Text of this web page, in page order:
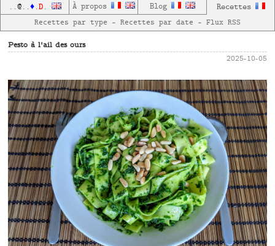
..@..♦.D. À propos Blog Recettes
Recettes par type — Recettes par date — Flux RSS
Pesto à l'ail des ours
2025-10-05